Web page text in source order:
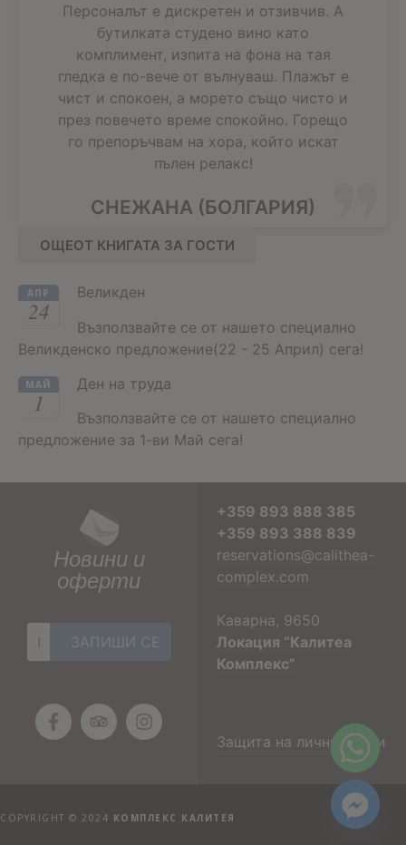
Персоналът е дискретен и отзивчив. А
бутилката студено вино като
комплимент, изпита на фона на тая
гледка е по-вече от вълнуваш. Плажът е
чист и спокоен, а морето също чисто и
през повечето време спокойно. Горещо
го препоръчвам на хора, който искат
пълен релакс!
СНЕЖАНА (БОЛГАРИЯ)
ОЩЕОТ КНИГАТА ЗА ГОСТИ
АПР
24
Великден
Възползвайте се от нашето специално
Великденско предложение(22 - 25 Април) сега!
МАЙ
1
Ден на труда
Възползвайте се от нашето специално
предложение за 1-ви Май сега!
Новини и
оферти
+359 893 888 385
+359 893 388 839
reservations@calithea-
complex.com
Каварна, 9650
Локация “Калитеа
Комплекс”
Защита на лични данни
COPYRIGHT © 2024 КОМПЛЕКС КАЛИТЕЯ